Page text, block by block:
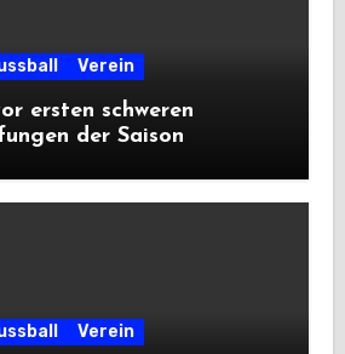
Verein
ersten schweren
der Saison
Verein